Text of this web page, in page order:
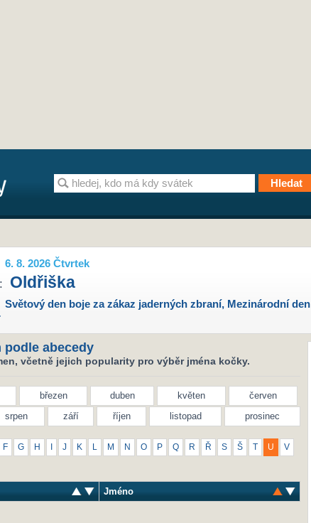
6. 8. 2026 Čtvrtek
Oldřiška
Světový den boje za zákaz jaderných zbraní, Mezinárodní den
podle abecedy
včetně jejich popularity pro výběr jména kočky.
březen duben květen
červen
srpen září říjen listopad prosinec
F G H J K M N O P Q R Ř S Š T U V
Jméno